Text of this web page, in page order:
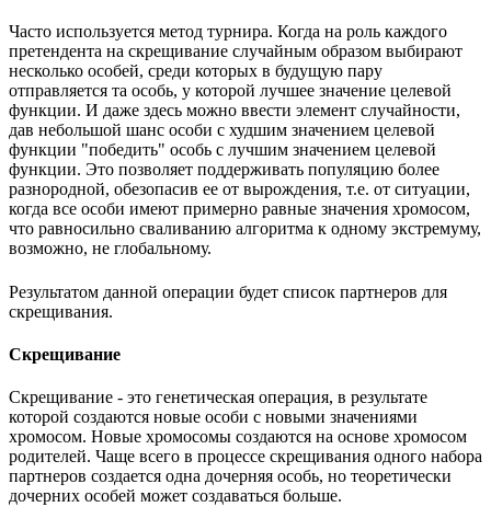
Часто используется метод турнира. Когда на роль каждого
претендента на скрещивание случайным образом выбирают
несколько особей, среди которых в будущую пару
отправляется та особь, у которой лучшее значение целевой
функции. И даже здесь можно ввести элемент случайности,
дав небольшой шанс особи с худшим значением целевой
функции "победить" особь с лучшим значением целевой
функции. Это позволяет поддерживать популяцию более
разнородной, обезопасив ее от вырождения, т.е. от ситуации,
когда все особи имеют примерно равные значения хромосом,
что равносильно сваливанию алгоритма к одному экстремуму,
возможно, не глобальному.
Результатом данной операции будет список партнеров для
скрещивания.
Скрещивание
Скрещивание - это генетическая операция, в результате
которой создаются новые особи с новыми значениями
хромосом. Новые хромосомы создаются на основе хромосом
родителей. Чаще всего в процессе скрещивания одного набора
партнеров создается одна дочерняя особь, но теоретически
дочерних особей может создаваться больше.